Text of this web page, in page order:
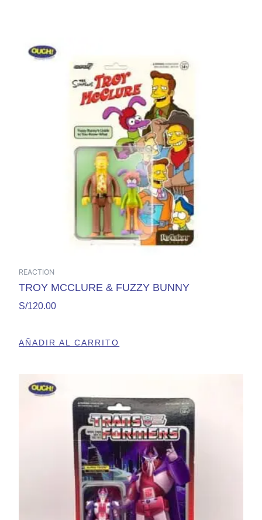
REACTION
TROY MCCLURE & FUZZY BUNNY
S/120.00
AÑADIR AL CARRITO